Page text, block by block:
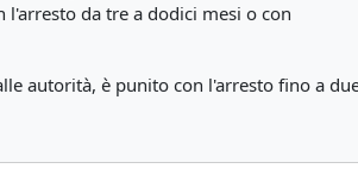
da tre a dodici mesi o con
autorità, è punito con l'arresto fino a